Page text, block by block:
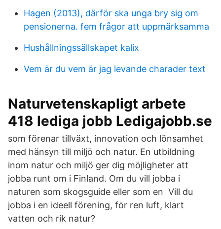
Hagen (2013), därför ska unga bry sig om
pensionerna. fem frågor att uppmärksamma
Hushållningssällskapet kalix
Vem är du vem är jag levande charader text
Naturvetenskapligt arbete
418 lediga jobb Ledigajobb.se
som förenar tillväxt, innovation och lönsamhet
med hänsyn till miljö och natur. En utbildning
inom natur och miljö ger dig möjligheter att
jobba runt om i Finland. Om du vill jobba i
naturen som skogsguide eller som en Vill du
jobba i en ideell förening, för ren luft, klart
vatten och rik natur?